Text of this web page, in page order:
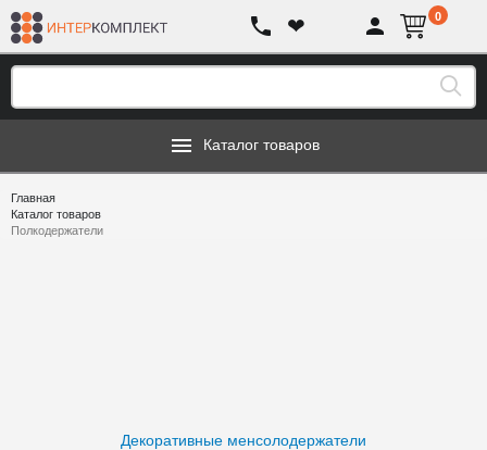
❤ 0
Каталог товаров
Главная
Каталог товаров
Полкодержатели
Декоративные менсолодержатели